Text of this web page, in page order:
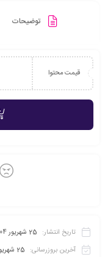
توضیحات
قیمت محتوا
تاریخ انتشار: 25 شهریور 1404
آخرین بروزرسانی: 25 شهریور 1404